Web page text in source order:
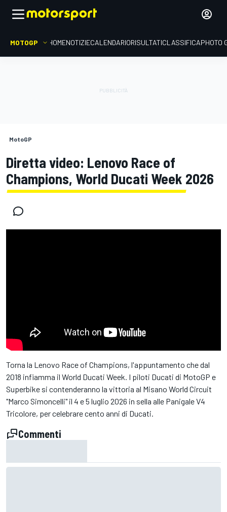
MOTOGP HOMENOTIZIECALENDARIORISULTATICLASSIFICAPHOTO
MotoGP
Diretta video: Lenovo Race of
Champions, World Ducati Week 2026
Torna la Lenovo Race of Champions, l'appuntamento che dal
2018 infiamma il World Ducati Week. I piloti Ducati di MotoGP e
Superbike si contenderanno la vittoria al Misano World Circuit
"Marco Simoncelli" il 4 e 5 luglio 2026 in sella alle Panigale V4
Tricolore, per celebrare cento anni di Ducati.
Commenti